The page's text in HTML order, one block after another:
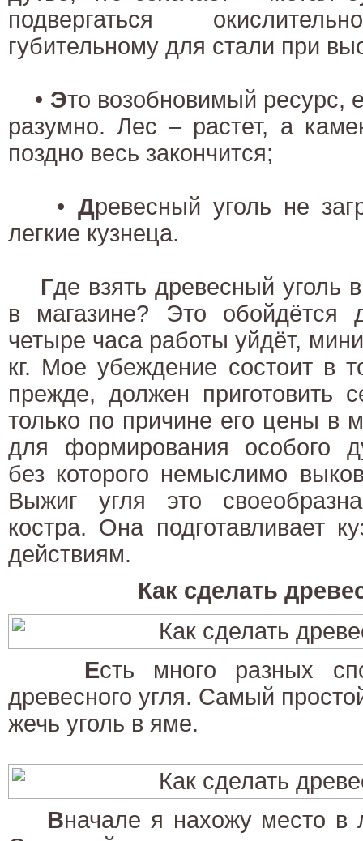
подвергаться
губительному для стали при
• Это возобновимый ресурс,
разумно. Лес – растет, а
поздно весь закончится;
• Древесный уголь не
легкие кузнеца.
Где взять древесный уголь
в магазине? Это обойдётся
четыре часа работы уйдёт,
кг. Мое убеждение состоит в
прежде, должен приготовить
только по причине его цены в
для формирования особого
без которого немыслимо
Выжиг угля это
костра. Она подготавливает
действиям.
Как сделать
Есть много разных
древесного угля. Самый
жечь уголь в яме.
Вначале я нахожу место в